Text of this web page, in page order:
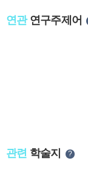
Configuration of
space, Spacial
연관연구주제어
관련 학술지 ?